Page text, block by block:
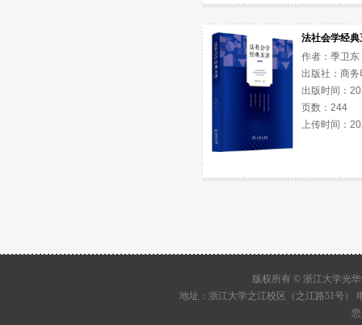
法社会学经典
作者：季卫东
出版社：商务
出版时间：
页数：244
上传时间：
版权所有 © 浙江大学光
地址：浙江大学之江校区（之江路51号）